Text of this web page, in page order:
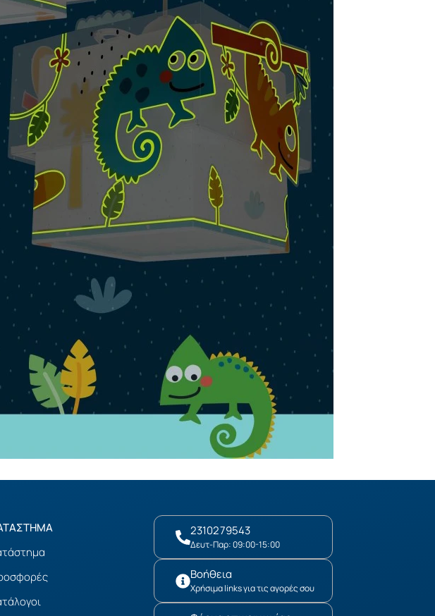
2310279543
Δευτ-Παρ: 09:00-15:00
Βοήθεια
Χρήσιμα links για τις αγορές σου